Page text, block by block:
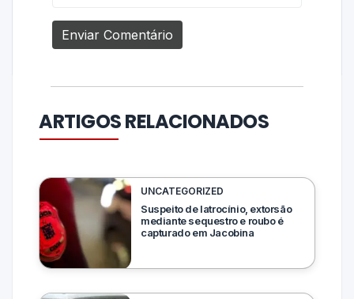
ARTIGOS RELACIONADOS
UNCATEGORIZED
Suspeito de latrocínio, extorsão
mediante sequestro e roubo é
capturado em Jacobina